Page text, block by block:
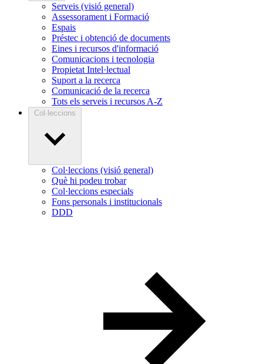
Serveis (visió general)
Assessorament i Formació
Espais
Préstec i obtenció de documents
Eines i recursos d'informació
Comunicacions i tecnologia
Propietat Intel·lectual
Suport a la recerca
Comunicació de la recerca
Tots els serveis i recursos A-Z
Col·leccions
Col·leccions (visió general)
Què hi podeu trobar
Col·leccions especials
Fons personals i institucionals
DDD